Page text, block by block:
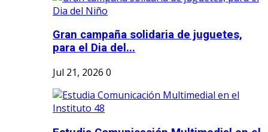
Gran campaña solidaria de juguetes,
para el Dia del...
Jul 21, 2026 0